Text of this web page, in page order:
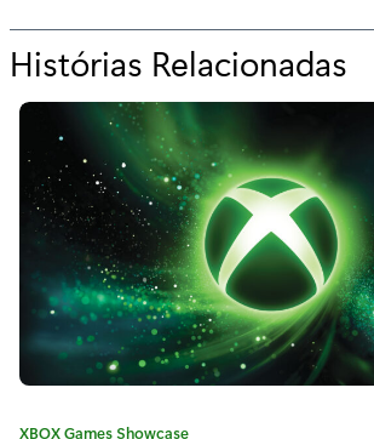
Histórias Relacionadas
a
a
“
C
o
m
C
XBOX Games Showcase